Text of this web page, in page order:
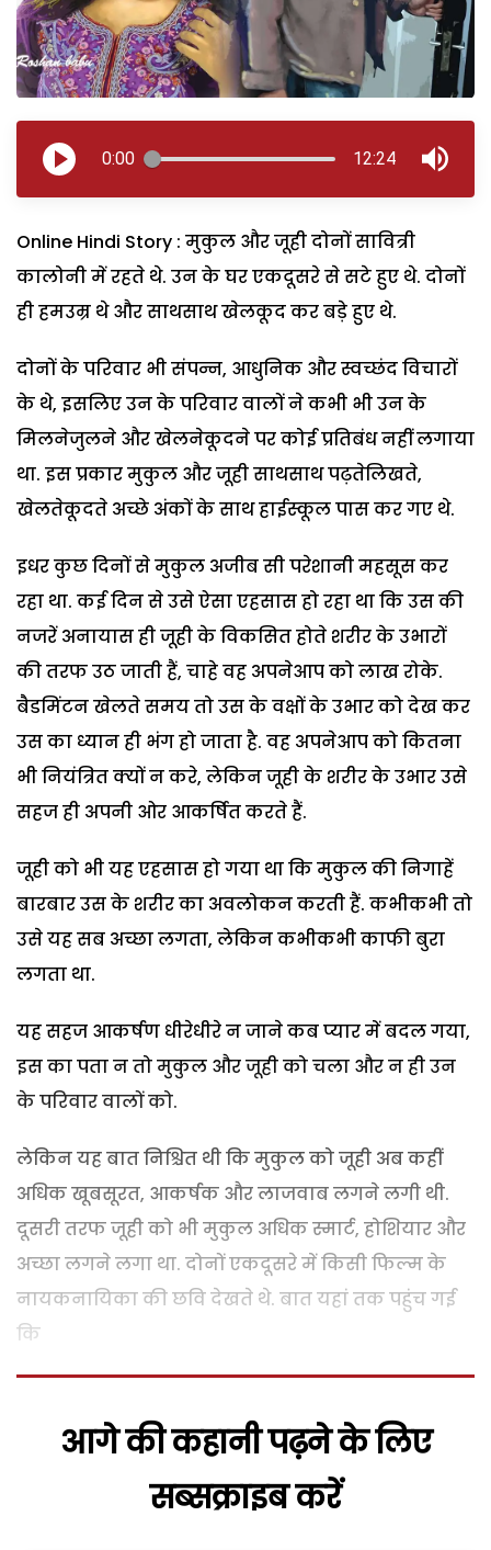
0:00 12:24
Online Hindi Story : मुकुल और जूही दोनों सावित्री
कालोनी में रहते थे. उन के घर एकदूसरे से सटे हुए थे. दोनों
ही हमउम्र थे और साथसाथ खेलकूद कर बड़े हुए थे.
दोनों के परिवार भी संपन्न, आधुनिक और स्वच्छंद विचारों
के थे, इसलिए उन के परिवार वालों ने कभी भी उन के
मिलनेजुलने और खेलनेकूदने पर कोई प्रतिबंध नहीं लगाया
था. इस प्रकार मुकुल और जूही साथसाथ पढ़तेलिखते,
खेलतेकूदते अच्छे अंकों के साथ हाईस्कूल पास कर गए थे.
इधर कुछ दिनों से मुकुल अजीब सी परेशानी महसूस कर
रहा था. कई दिन से उसे ऐसा एहसास हो रहा था कि उस की
नजरें अनायास ही जूही के विकसित होते शरीर के उभारों
की तरफ उठ जाती हैं, चाहे वह अपनेआप को लाख रोके.
बैडमिंटन खेलते समय तो उस के वक्षों के उभार को देख कर
उस का ध्यान ही भंग हो जाता है. वह अपनेआप को कितना
भी नियंत्रित क्यों न करे, लेकिन जूही के शरीर के उभार उसे
सहज ही अपनी ओर आकर्षित करते हैं.
जूही को भी यह एहसास हो गया था कि मुकुल की निगाहें
बारबार उस के शरीर का अवलोकन करती हैं. कभीकभी तो
उसे यह सब अच्छा लगता, लेकिन कभीकभी काफी बुरा
लगता था.
यह सहज आकर्षण धीरेधीरे न जाने कब प्यार में बदल गया,
इस का पता न तो मुकुल और जूही को चला और न ही उन
के परिवार वालों को.
लेकिन यह बात निश्चित थी कि मुकुल को जूही अब कहीं
अधिक खूबसूरत, आकर्षक और लाजवाब लगने लगी थी.
दूसरी तरफ जूही को भी मुकुल अधिक स्मार्ट, होशियार और
अच्छा लगने लगा था. दोनों एकदूसरे में किसी फिल्म के
नायकनायिका की छवि देखते थे. बात यहां तक पहुंच गई
कि
आगे की कहानी पढ़ने के लिए
सब्सक्राइब करें